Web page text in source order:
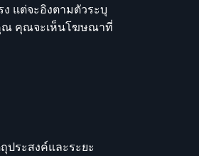
แต่จะอิงตามตัวระบุ
ณ คุณจะเห็นโฆษณาที่
ประสงค์และระยะ